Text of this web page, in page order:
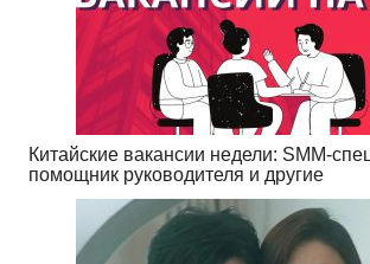
Китайские вакансии недели: SMM-
помощник руководителя и другие